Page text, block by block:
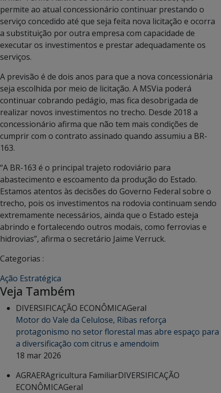
permite ao atual concessionário continuar prestando o
serviço concedido até que seja feita nova licitação e ocorra
a substituição por outra empresa com capacidade de
executar os investimentos e prestar adequadamente os
serviços.
A previsão é de dois anos para que a nova concessionária
seja escolhida por meio de licitação. A MSVia poderá
continuar cobrando pedágio, mas fica desobrigada de
realizar novos investimentos no trecho. Desde 2018 a
concessionário afirma que não tem mais condições de
cumprir com o contrato assinado quando assumiu a BR-
163.
“A BR-163 é o principal trajeto rodoviário para
abastecimento e escoamento da produção do Estado.
Estamos atentos às decisões do Governo Federal sobre o
trecho, pois os investimentos na rodovia continuam sendo
extremamente necessários, ainda que o Estado esteja
abrindo e fortalecendo outros modais, como ferrovias e
hidrovias”, afirma o secretário Jaime Verruck.
Categorias :
Ação Estratégica
Veja Também
DIVERSIFICAÇÃO ECONÔMICAGeral
Motor do Vale da Celulose, Ribas reforça
protagonismo no setor florestal mas abre espaço para
a diversificação com citrus e amendoim
18 mar 2026
AGRAERAgricultura FamiliarDIVERSIFICAÇÃO
ECONÔMICAGeral